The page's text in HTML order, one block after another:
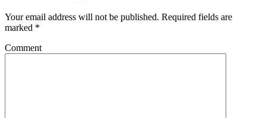
Your email address will not be published. Required fields are
marked *
Comment